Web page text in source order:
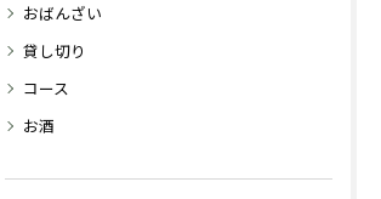
おばんざい
貸し切り
コース
お酒